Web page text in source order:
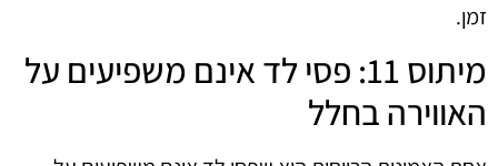
זמן.
מיתוס 11: פסי לד אינם משפיעים על
האווירה בחלל